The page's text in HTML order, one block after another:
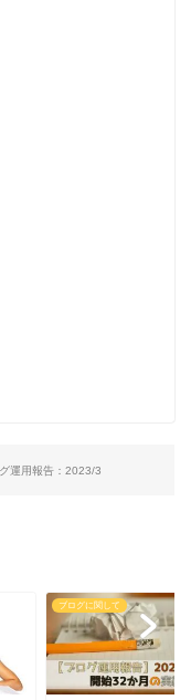
運用報告：2023/3
ブログに関して